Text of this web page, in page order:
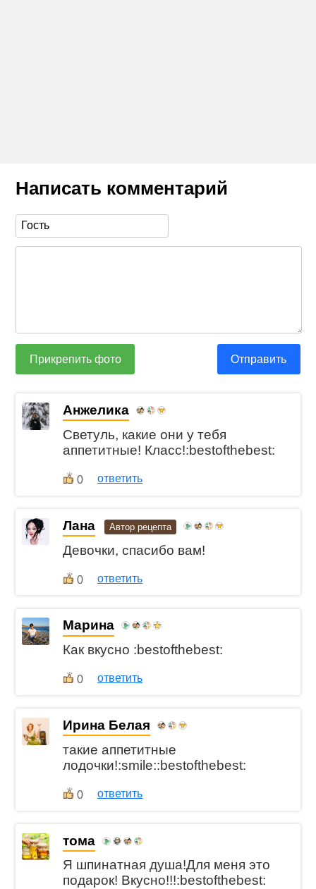
Написать комментарий
Прикрепить фото Отправить
Анжелика
Светуль, какие они у тебя
аппетитные! Класс!:bestofthebest:
0 ответить
Лана Автор рецепта
Девочки, спасибо вам!
0 ответить
Марина
Как вкусно :bestofthebest:
0 ответить
Ирина Белая
такие аппетитные
лодочки!:smile::bestofthebest:
0 ответить
тома
Я шпинатная душа!Для меня это
подарок! Вкусно!!!:bestofthebest: